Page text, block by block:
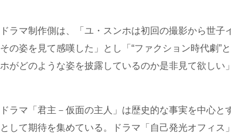
ドラマ制作側は、「ユ・スンホは初回の撮影から世
その姿を見て感嘆した」とし「“ファクション時代劇”
ホがどのような姿を披露しているのか是非見て欲しい
ドラマ「君主－仮面の主人」は歴史的な事実を中心と
として期待を集めている。ドラマ「自己発光オフィス